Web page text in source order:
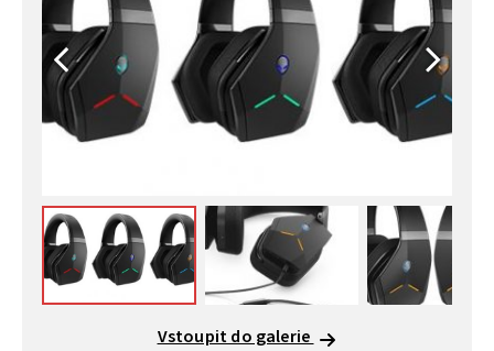
Vstoupit do galerie